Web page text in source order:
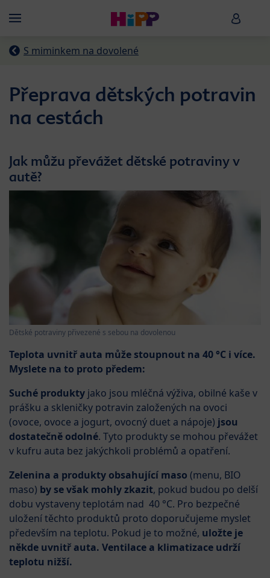
Menü HiPP
S miminkem na dovolené
Přeprava dětských potravin
na cestách
Jak můžu převážet dětské potraviny v
autě?
Dětské potraviny přivezené s sebou na dovolenou
Teplota uvnitř auta může stoupnout na 40 °C i více.
Myslete na to proto předem:
Suché produkty jako jsou mléčná výživa, obilné kaše v
prášku a skleničky potravin založených na ovoci
(ovoce, ovoce a jogurt, ovocný duet a nápoje) jsou
dostatečně odolné. Tyto produkty se mohou převážet
v kufru auta bez jakýchkoli problémů a opatření.
Zelenina a produkty obsahující maso (menu, BIO
maso) by se však mohly zkazit, pokud budou po delší
dobu vystaveny teplotám nad 40 °C. Pro bezpečné
uložení těchto produktů proto doporučujeme myslet
především na teplotu. Pokud je to možné, uložte je
někde uvnitř auta. Ventilace a klimatizace udrží
teplotu nižší.